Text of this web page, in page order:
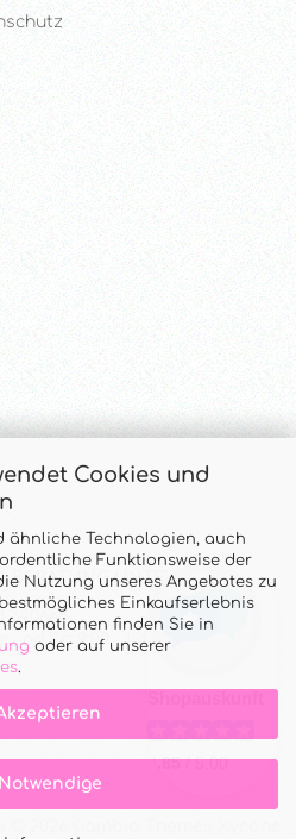
Cookies und
ähnliche Technologien, auch
Funktionsweise der
Nutzung unseres Angebotes zu
Einkaufserlebnis
finden Sie in
oder auf unserer
.
BERATUNG UNTER
340688
Fr.: 9:00 - 13:00 Uhr